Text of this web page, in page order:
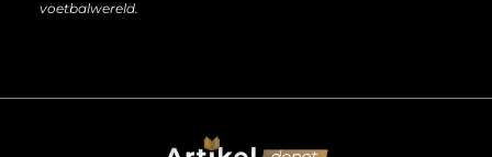
voetbalwereld.